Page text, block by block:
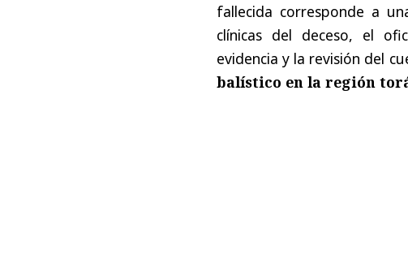
fallecida corresponde a
clínicas del deceso, el
evidencia y la revisión del
balístico en la región